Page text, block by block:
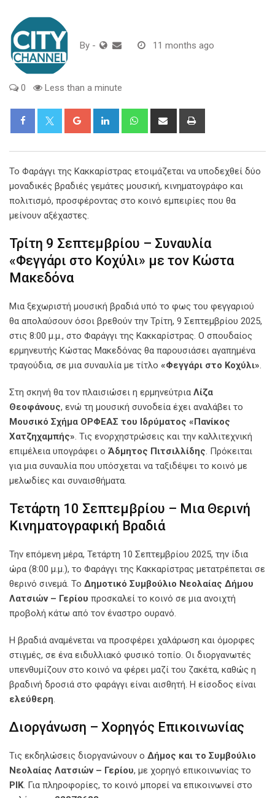
By - 11 months ago
0 Less than a minute
Google+ LinkedIn WhatsappShare
Το Φαράγγι της Κακκαρίστρας ετοιμάζεται να υποδεχθεί δύο
μοναδικές βραδιές γεμάτες μουσική, κινηματογράφο και
πολιτισμό, προσφέροντας στο κοινό εμπειρίες που θα
μείνουν αξέχαστες.
Τρίτη 9 Σεπτεμβρίου – Συναυλία
«Φεγγάρι στο Κοχύλι» με τον Κώστα
Μακεδόνα
Μια ξεχωριστή μουσική βραδιά υπό το φως του φεγγαριού
θα απολαύσουν όσοι βρεθούν την Τρίτη, 9 Σεπτεμβρίου 2025,
στις 8:00 μ.μ., στο Φαράγγι της Κακκαρίστρας. Ο σπουδαίος
ερμηνευτής Κώστας Μακεδόνας θα παρουσιάσει αγαπημένα
τραγούδια, σε μια συναυλία με τίτλο «Φεγγάρι στο Κοχύλι»
Στη σκηνή θα τον πλαισιώσει η ερμηνεύτρια Λίζα
Θεοφάνους, ενώ τη μουσική συνοδεία έχει αναλάβει το
Μουσικό Σχήμα ΟΡΦΕΑΣ του Ιδρύματος «Πανίκος
Χατζηχαμπής» . Τις ενορχηστρώσεις και την καλλιτεχνική
επιμέλεια υπογράφει ο Άδμητος Πιτσιλλίδης . Πρόκειται
για μια συναυλία που υπόσχεται να ταξιδέψει το κοινό με
μελωδίες και συναισθήματα.
Τετάρτη 10 Σεπτεμβρίου – Μια Θερινή
Κινηματογραφική Βραδιά
Την επόμενη μέρα, Τετάρτη 10 Σεπτεμβρίου 2025, την ίδια
ώρα (8:00 μ.μ.), το Φαράγγι της Κακκαρίστρας μετατρέπεται σε
θερινό σινεμά. Το Δημοτικό Συμβούλιο Νεολαίας Δήμου
Λατσιών – Γερίου προσκαλεί το κοινό σε μια ανοιχτή
προβολή κάτω από τον έναστρο ουρανό.
Η βραδιά αναμένεται να προσφέρει χαλάρωση και όμορφες
στιγμές, σε ένα ειδυλλιακό φυσικό τοπίο. Οι διοργανωτές
υπενθυμίζουν στο κοινό να φέρει μαζί του ζακέτα, καθώς η
βραδινή δροσιά στο φαράγγι είναι αισθητή. Η είσοδος είναι
ελεύθερη
Διοργάνωση – Χορηγός Επικοινωνίας
Τις εκδηλώσεις διοργανώνουν ο Δήμος και το Συμβούλιο
Νεολαίας Λατσιών – Γερίου, με χορηγό επικοινωνίας το
ΡΙΚ. Για πληροφορίες, το κοινό μπορεί να επικοινωνεί στο